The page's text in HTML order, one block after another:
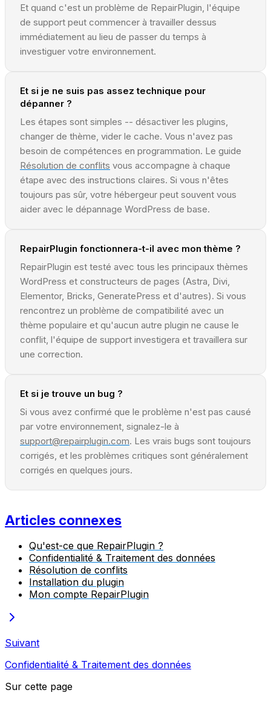
Et quand c'est un problème de RepairPlugin, l'équipe
de support peut commencer à travailler dessus
immédiatement au lieu de passer du temps à
investiguer votre environnement.
Et si je ne suis pas assez technique pour
dépanner ?
Les étapes sont simples -- désactiver les plugins,
changer de thème, vider le cache. Vous n'avez pas
besoin de compétences en programmation. Le guide
Résolution de conflits vous accompagne à chaque
étape avec des instructions claires. Si vous n'êtes
toujours pas sûr, votre hébergeur peut souvent vous
aider avec le dépannage WordPress de base.
RepairPlugin fonctionnera-t-il avec mon thème ?
RepairPlugin est testé avec tous les principaux thèmes
WordPress et constructeurs de pages (Astra, Divi,
Elementor, Bricks, GeneratePress et d'autres). Si vous
rencontrez un problème de compatibilité avec un
thème populaire et qu'aucun autre plugin ne cause le
conflit, l'équipe de support investigera et travaillera sur
une correction.
Et si je trouve un bug ?
Si vous avez confirmé que le problème n'est pas causé
par votre environnement, signalez-le à
support@repairplugin.com. Les vrais bugs sont toujours
corrigés, et les problèmes critiques sont généralement
corrigés en quelques jours.
Articles connexes
Qu'est-ce que RepairPlugin ?
Confidentialité & Traitement des données
Résolution de conflits
Installation du plugin
Mon compte RepairPlugin
Suivant
Confidentialité & Traitement des données
Sur cette page